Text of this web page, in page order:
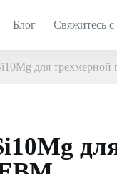
Блог Свяжитесь
для трехмерной